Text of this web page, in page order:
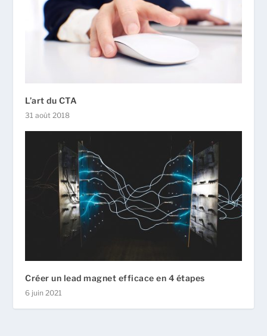
L’art du CTA
31 août 2018
Créer un lead magnet efficace en 4 étapes
6 juin 2021